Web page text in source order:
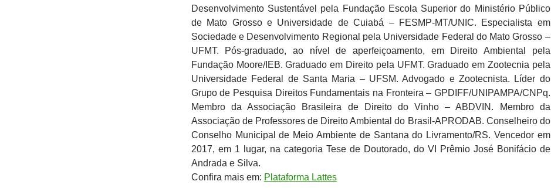
Desenvolvimento Sustentável pela Fundação Escola Superior do Ministério Público
de Mato Grosso e Universidade de Cuiabá – FESMP-MT/UNIC. Especialista em
Sociedade e Desenvolvimento Regional pela Universidade Federal do Mato Grosso –
UFMT. Pós-graduado, ao nível de aperfeiçoamento, em Direito Ambiental pela
Fundação Moore/IEB. Graduado em Direito pela UFMT. Graduado em Zootecnia pela
Universidade Federal de Santa Maria – UFSM. Advogado e Zootecnista. Líder do
Grupo de Pesquisa Direitos Fundamentais na Fronteira – GPDIFF/UNIPAMPA/CNPq.
Membro da Associação Brasileira de Direito do Vinho – ABDVIN. Membro da
Associação de Professores de Direito Ambiental do Brasil-APRODAB. Conselheiro do
Conselho Municipal de Meio Ambiente de Santana do Livramento/RS. Vencedor em
2017, em 1 lugar, na categoria Tese de Doutorado, do VI Prêmio José Bonifácio de
Andrada e Silva.
Confira mais em: Plataforma Lattes